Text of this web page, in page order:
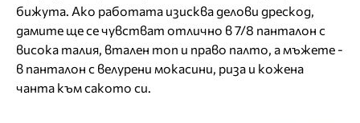
бижута. Ако работата изисква делови дрескод,
дамите ще се чувстват отлично в 7/8 панталон с
висока талия, втален топ и право палто, а мъжете -
в панталон с велурени мокасини, риза и кожена
чанта към сакото си.